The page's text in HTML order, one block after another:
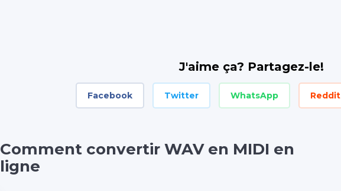
J'aime ça? Partagez-le!
Facebook Twitter WhatsApp Reddit
Comment convertir WAV en MIDI en
ligne